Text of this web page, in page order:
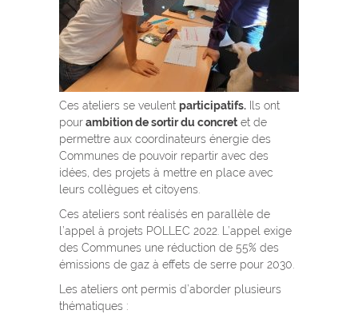
Ces ateliers se veulent participatifs. Ils ont
pourambition de sortir du concret et de
permettre aux coordinateurs énergie des
Communes de pouvoir repartir avec des
idées, des projets à mettre en place avec
leurs collègues et citoyens.
Ces ateliers sont réalisés en parallèle de
l’appel à projets POLLEC 2022. L’appel exige
des Communes une réduction de 55% des
émissions de gaz à effets de serre pour 2030.
Les ateliers ont permis d’aborder plusieurs
thématiques :